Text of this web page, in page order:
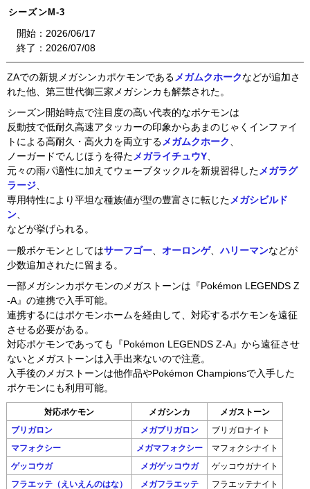
シーズンM-3
開始：2026/06/17
終了：2026/07/08
ZAでの新規メガシンカポケモンである メガムクホーク などが追加さ
れた他、第三世代御三家メガシンカも解禁された。
シーズン開始時点で注目度の高い代表的なポケモンは
反動技で低耐久高速アタッカーの印象からあまのじゃくインファイ
トによる高耐久・高火力を両立するメガムクホーク 、
ノーガードでんじほうを得たメガライチュウY、
元々の雨パ適性に加えてウェーブタックルを新規習得したメガラグ
ラージ、
専用特性により平坦な種族値が型の豊富さに転じたメガシビルド
ン、
などが挙げられる。
一般ポケモンとしてはサーフゴー 、オーロンゲ、ハリーマンなどが
少数追加されたに留まる。
一部メガシンカポケモンのメガストーンは『Pokémon LEGENDS Z
-A』の連携で入手可能。
連携するにはポケモンホームを経由して、対応するポケモンを遠征
させる必要がある。
対応ポケモンであっても『Pokémon LEGENDS Z-A』から遠征させ
ないとメガストーンは入手出来ないので注意。
入手後のメガストーンは他作品やPokémon Championsで入手した
ポケモンにも利用可能。
対応ポケモン メガシンカ メガストーン
ブリガロン メガブリガロン ブリガロナイト
マフォクシー メガマフォクシー マフォクシナイト
ゲッコウガ メガゲッコウガ ゲッコウガナイト
フラエッテ（えいえんのはな） メガフラエッテ フラエッテナイト